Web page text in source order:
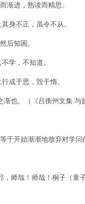
渐进，熟读而精思。
身不正，虽令不从。
后知困。
学，不知道。
成于思，毁于惰。
渐也。（《吕衡州文集.与
于开始渐渐地放弃对学问
，师哉！师哉！桐子（童